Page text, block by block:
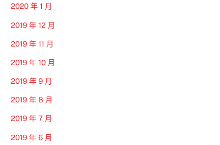
2020 年 1 月
2019 年 12 月
2019 年 11 月
2019 年 10 月
2019 年 9 月
2019 年 8 月
2019 年 7 月
2019 年 6 月